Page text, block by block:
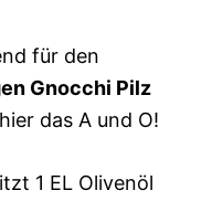
für den
Gnocchi Pilz
das A und O!
1 EL Olivenöl